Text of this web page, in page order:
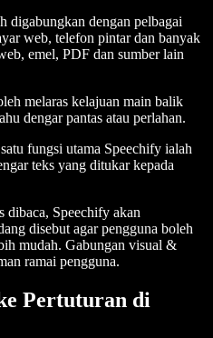
digabungkan dengan pelbagai
web, telefon pintar dan banyak
emel, PDF dan sumber lain
melaras kelajuan main balik
dengar pantas atau perlahan.
fungsi utama Speechify ialah
teks yang ditukar kepada
dibaca, Speechify akan
disebut agar pengguna boleh
mudah. Gabungan visual &
ramai pengguna.
Pertuturan di